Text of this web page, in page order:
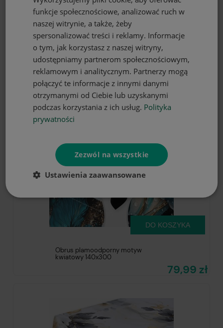
Obrus plamoodporny motyw
kwiatowy 140x300
79,99 zł
Obrus plamoodporny motyw
kwiatowy 140x300
79,99 zł
DO KOSZYKA
funkcje społecznościowe, analizować ruch w
naszej witrynie, a także, żeby
spersonalizować treści i reklamy. Informacje
o tym, jak korzystasz z naszej witryny,
udostępniamy partnerom społecznościowym,
reklamowym i analitycznym. Partnerzy mogą
połączyć te informacje z innymi danymi
otrzymanymi od Ciebie lub uzyskanymi
podczas korzystania z ich usług. Polityka
prywatności
Zezwól na wszystkie
Ustawienia zaawansowane